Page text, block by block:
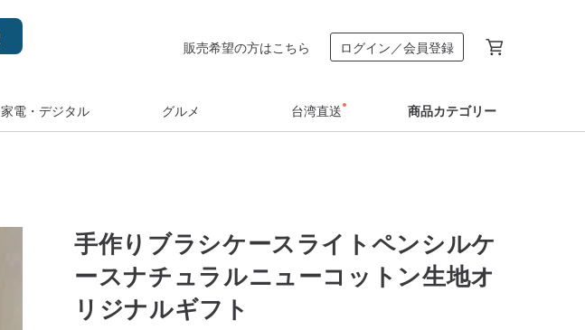
販売希望の方はこちら ログイン／会員登録
家電・デジタル グルメ 台湾直送 商品カテゴリー
手作りブラシケースライトペンシルケ
ースナチュラルニューコットン生地オ
リジナルギフト